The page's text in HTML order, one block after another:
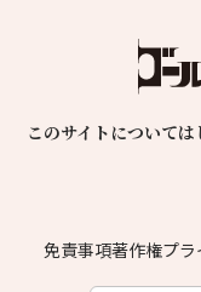
このサイトについては
免責事項著作権プラ